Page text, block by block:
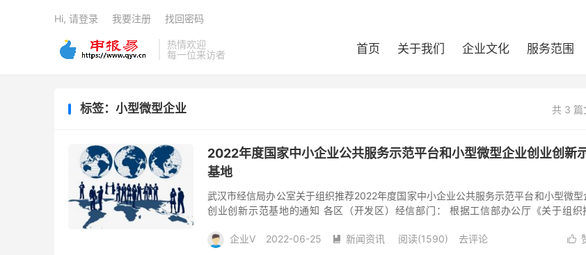
热情欢迎
每一位来访者
首页 关于我们 企业文化 服务范围
Hi, 请登录 我要注册 找回密码
共 3 篇
标签：小型微型企业
2022年度国家中小企业公共服务示范平台和小型微型企业创业创新
基地
武汉市经信局办公室关于组织推荐2022年度国家中小企业公共服务示范平台和小型微型
创业创新示范基地的通知 各区（开发区）经信部门： 根据工信部办公厅《关于组织

企业V 2022-06-25  新闻资讯 阅读(1590) 去评论